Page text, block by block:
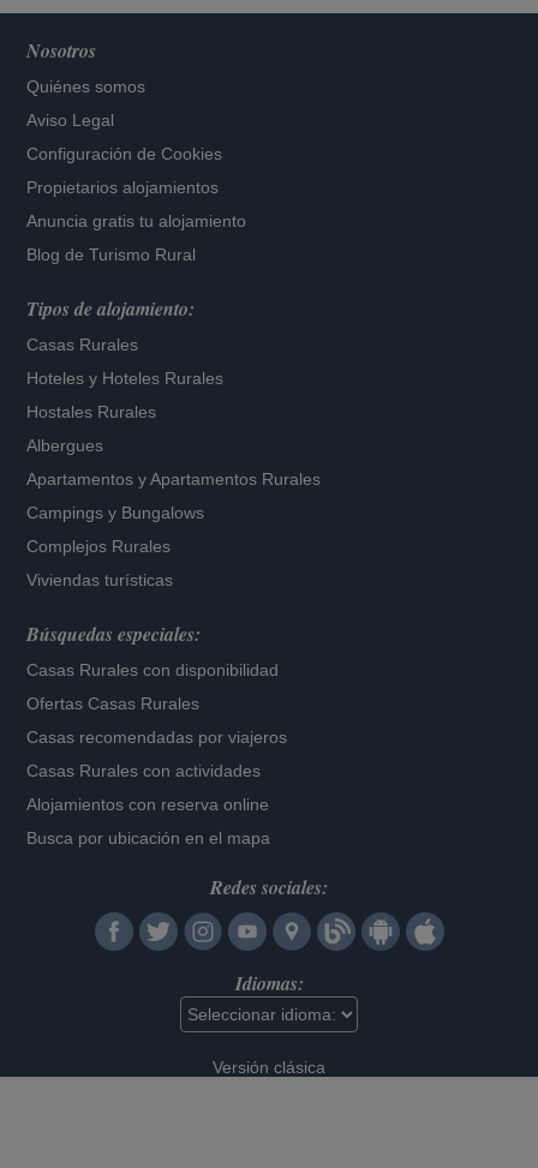
Nosotros
Quiénes somos
Aviso Legal
Configuración de Cookies
Propietarios alojamientos
Anuncia gratis tu alojamiento
Blog de Turismo Rural
Tipos de alojamiento:
Casas Rurales
Hoteles y Hoteles Rurales
Hostales Rurales
Albergues
Apartamentos yApartamentos Rurales
Campings y Bungalows
Complejos Rurales
Viviendas turísticas
Búsquedas especiales:
Casas Rurales con disponibilidad
Ofertas Casas Rurales
Casas recomendadas por viajeros
Casas Rurales con actividades
Alojamientos con reserva online
Busca por ubicación en el mapa
Redes sociales:
Idiomas:
Versión clásica